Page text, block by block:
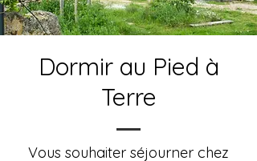
Dormir au Pied à
Terre
Vous souhaiter séjourner chez